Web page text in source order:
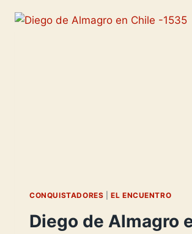
EL
CONQUISTADORES |EL ENCUENTRO
Diego de Almagro